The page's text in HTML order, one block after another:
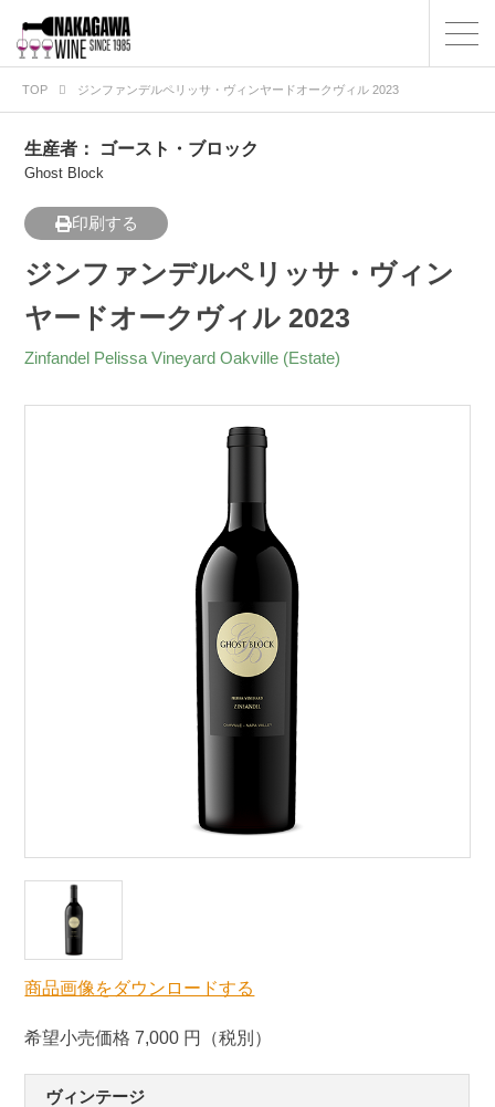
TOP ジンファンデルペリッサ・ヴィンヤードオークヴィル 2023
生産者： ゴースト・ブロック
Ghost Block
印刷する
ジンファンデルペリッサ・ヴィン
ヤードオークヴィル 2023
Zinfandel Pelissa Vineyard Oakville (Estate)
商品画像をダウンロードする
希望小売価格 7,000 円（税別）
ヴィンテージ